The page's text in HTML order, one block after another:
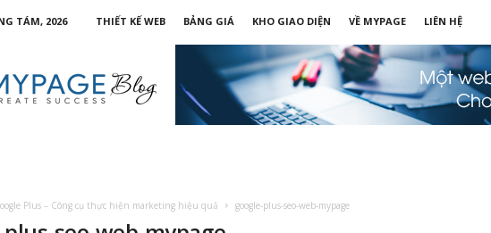
TÁM, 2026 THIẾT KẾ WEB BẢNG GIÁ KHO GIAO DIỆN VỀ MYPAGE LIÊN HỆ
Plus – Công cụ thực hiện marketing hiệu quả google-plus-seo-web-mypage